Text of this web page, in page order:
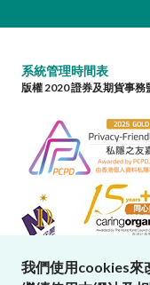
系統管理時間表
版權 2020 證券及期貨事
我們使用cookies來